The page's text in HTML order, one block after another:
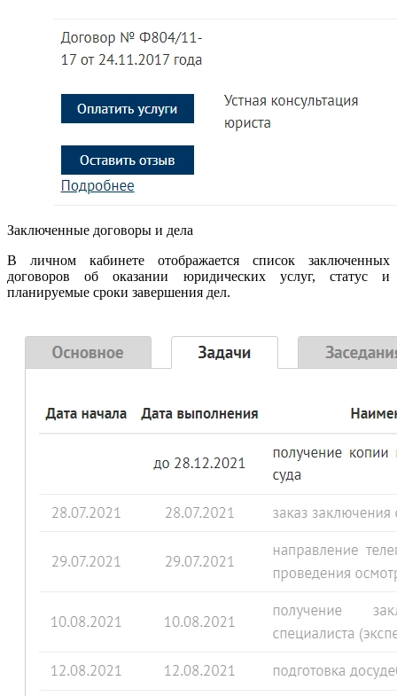
Заключенные договоры и дела
В личном кабинете отображается список заключенных
договоров об оказании юридических услуг, статус и
планируемые сроки завершения дел.